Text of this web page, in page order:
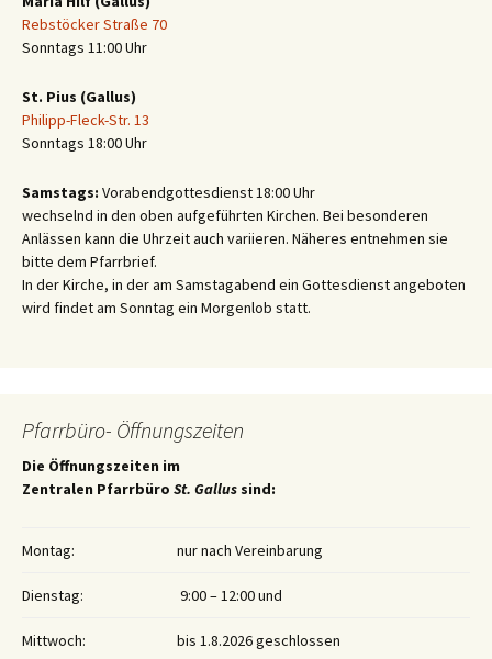
Rebstöcker Straße 70
Sonntags 11:00 Uhr
St. Pius (Gallus)
Philipp-Fleck-Str. 13
Sonntags 18:00 Uhr
Samstags: Vorabendgottesdienst 18:00 Uhr
wechselnd in den oben aufgeführten Kirchen. Bei besonderen
Anlässen kann die Uhrzeit auch variieren. Näheres entnehmen sie
bitte dem Pfarrbrief.
In der Kirche, in der am Samstagabend ein Gottesdienst angeboten
wird findet am Sonntag ein Morgenlob statt.
Pfarrbüro- Öffnungszeiten
Die Öffnungszeiten im
Zentralen Pfarrbüro St. Gallus sind:
Montag: nur nach Vereinbarung
Dienstag: 9:00 – 12:00 und
Mittwoch: bis 1.8.2026 geschlossen